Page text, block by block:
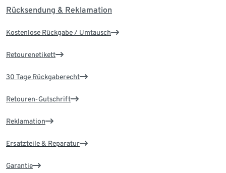
Rücksendung & Reklamation
Kostenlose Rückgabe / Umtausch
Retourenetikett
30 Tage Rückgaberecht
Retouren-Gutschrift
Reklamation
Ersatzteile & Reparatur
Garantie